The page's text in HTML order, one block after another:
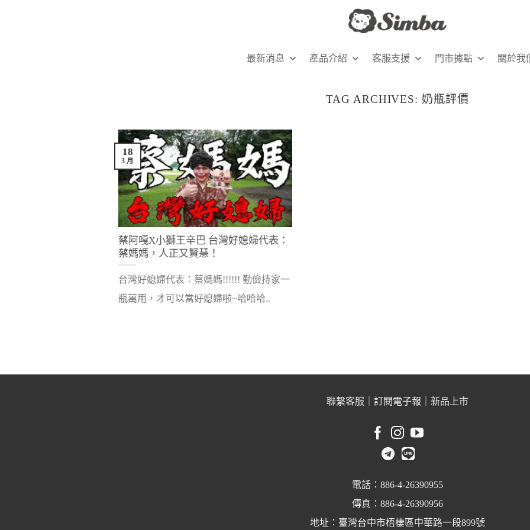
最新消息 產品介紹 客服支援 門市據點 關於我
TAG ARCHIVES:奶瓶評價
蔡阿嘎X小獅王辛巴 台灣好媳婦代表：
蔡媽媽，人正又賢慧！
台灣好媳婦代表：蔡媽媽!!!!!! 勤儉持家一
瓶萬用，才可以當好媳婦啦~哈哈哈..
18
3 月
聯繫客服 訂閱電子報 新品上市
電話：886-4-26390955
傳真：886-4-26390956
地址：臺灣台中市梧棲區中華路一段899號